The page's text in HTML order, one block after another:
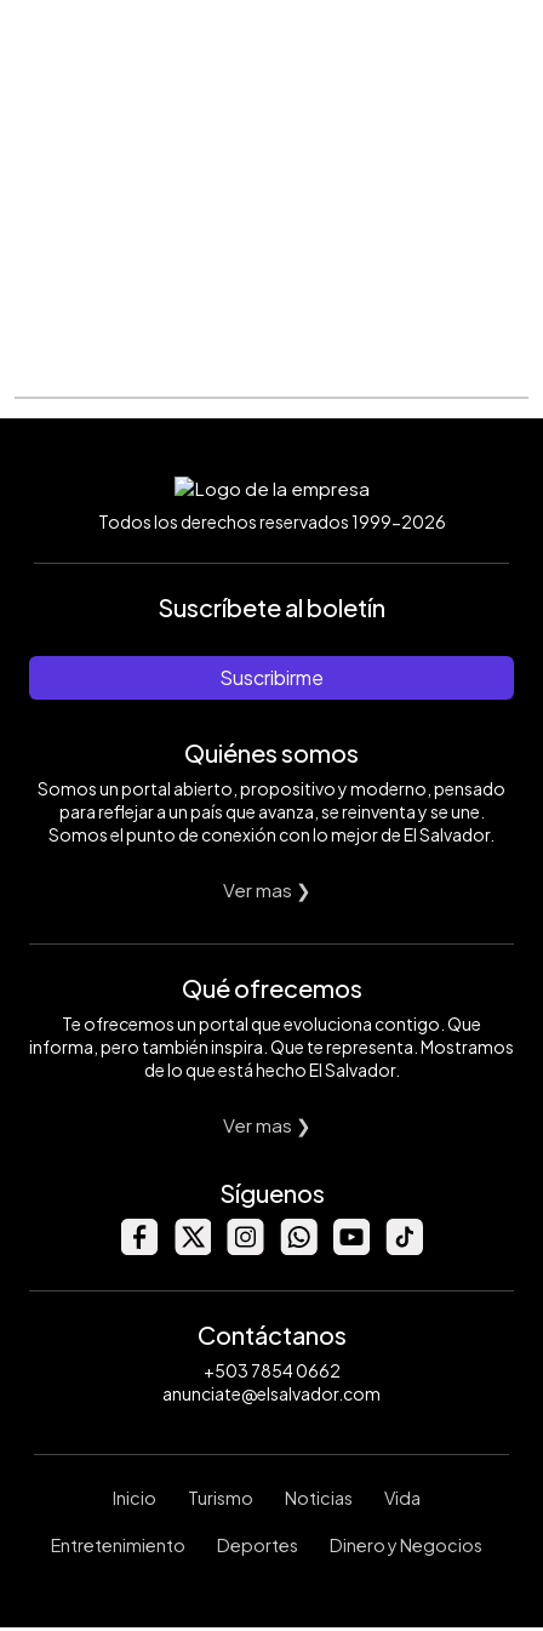
Todos los derechos reservados 1999-2026
Suscríbete al boletín
Suscribirme
Quiénes somos
Somos un portal abierto, propositivo y moderno, pensado
para reflejar a un país que avanza, se reinventa y se une.
Somos el punto de conexión con lo mejor de El Salvador.
Ver mas ❯
Qué ofrecemos
Te ofrecemos un portal que evoluciona contigo. Que
informa, pero también inspira. Que te representa. Mostramos
de lo que está hecho El Salvador.
Ver mas ❯
Síguenos
Contáctanos
+503 7854 0662
anunciate@elsalvador.com
Inicio Turismo Noticias Vida
Entretenimiento Deportes Dinero y Negocios